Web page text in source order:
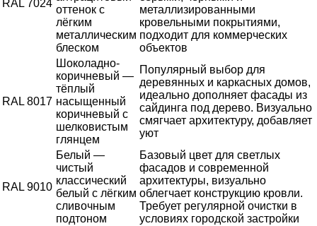
RAL 7024
оттенок с
лёгким
металлическим
блеском
металлизированными
кровельными покрытиями,
подходит для коммерческих
объектов
RAL 8017
Шоколадно-
коричневый —
тёплый
насыщенный
коричневый с
шелковистым
глянцем
Популярный выбор для
деревянных и каркасных домов,
идеально дополняет фасады из
сайдинга под дерево. Визуально
смягчает архитектуру, добавляет
уют
RAL 9010
Белый —
чистый
классический
белый с лёгким
сливочным
подтоном
Базовый цвет для светлых
фасадов и современной
архитектуры, визуально
облегчает конструкцию кровли.
Требует регулярной очистки в
условиях городской застройки